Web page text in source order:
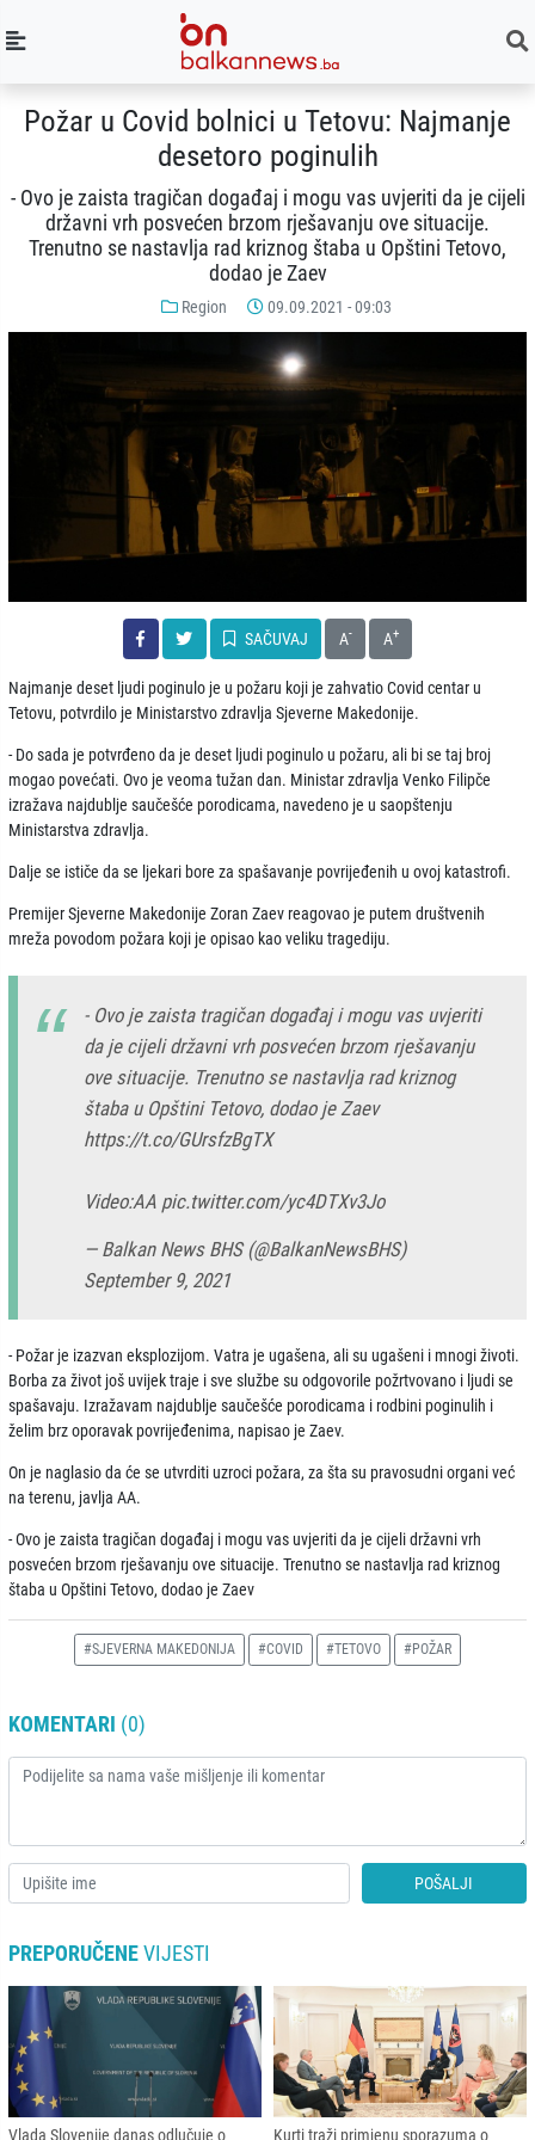
Požar u Covid bolnici u Tetovu: Najmanje
desetoro poginulih
- Ovo je zaista tragičan događaj i mogu vas uvjeriti da je cijeli
državni vrh posvećen brzom rješavanju ove situacije.
Trenutno se nastavlja rad kriznog štaba u Opštini Tetovo,
dodao je Zaev
Region 09.09.2021 - 09:03
SAČUVAJ A- A+
Najmanje deset ljudi poginulo je u požaru koji je zahvatio Covid centar u
Tetovu, potvrdilo je Ministarstvo zdravlja Sjeverne Makedonije.
- Do sada je potvrđeno da je deset ljudi poginulo u požaru, ali bi se taj broj
mogao povećati. Ovo je veoma tužan dan. Ministar zdravlja Venko Filipče
izražava najdublje saučešće porodicama, navedeno je u saopštenju
Ministarstva zdravlja.
Dalje se ističe da se ljekari bore za spašavanje povrijeđenih u ovoj katastrofi.
Premijer Sjeverne Makedonije Zoran Zaev reagovao je putem društvenih
mreža povodom požara koji je opisao kao veliku tragediju.
- Ovo je zaista tragičan događaj i mogu vas uvjeriti
da je cijeli državni vrh posvećen brzom rješavanju
ove situacije. Trenutno se nastavlja rad kriznog
štaba u Opštini Tetovo, dodao je Zaev
https://t.co/GUrsfzBgTX
Video:AA pic.twitter.com/yc4DTXv3Jo
— Balkan News BHS (@BalkanNewsBHS)
September 9, 2021
- Požar je izazvan eksplozijom. Vatra je ugašena, ali su ugašeni i mnogi životi.
Borba za život još uvijek traje i sve službe su odgovorile požrtvovano i ljudi se
spašavaju. Izražavam najdublje saučešće porodicama i rodbini poginulih i
želim brz oporavak povrijeđenima, napisao je Zaev.
On je naglasio da će se utvrditi uzroci požara, za šta su pravosudni organi već
na terenu, javlja AA.
- Ovo je zaista tragičan događaj i mogu vas uvjeriti da je cijeli državni vrh
posvećen brzom rješavanju ove situacije. Trenutno se nastavlja rad kriznog
štaba u Opštini Tetovo, dodao je Zaev
#SJEVERNA MAKEDONIJA #COVID #TETOVO #POŽAR
KOMENTARI (0)
POŠALJI
PREPORUČENEVIJESTI
Vlada Slovenije danas odlučuje o Kurti traži primjenu sporazuma o